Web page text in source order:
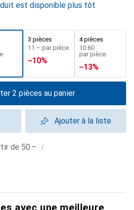
est disponible plus tôt
3 pièces
CHF
11.– par pièce
−10%
4 pièces
CHF
10.60
par pièce
−13%
2 pièces au panier
Ajouter à la liste
de 50.– i
avec une meilleure